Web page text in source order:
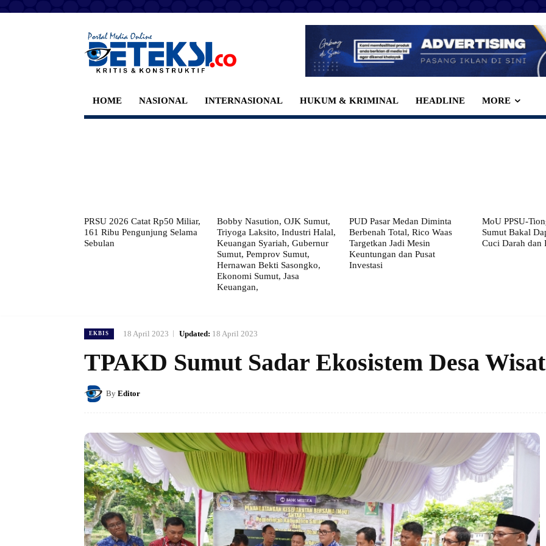
HOME NASIONAL INTERNASIONAL HUKUM & KRIMINAL HEADLINE MORE
PRSU 2026 Catat Rp50 Miliar,
161 Ribu Pengunjung Selama
Sebulan
Bobby Nasution, OJK Sumut,
Triyoga Laksito, Industri Halal,
Keuangan Syariah, Gubernur
Sumut, Pemprov Sumut,
Hernawan Bekti Sasongko,
Ekonomi Sumut, Jasa
Keuangan,
PUD Pasar Medan Diminta
Berbenah Total, Rico Waas
Targetkan Jadi Mesin
Keuntungan dan Pusat
Investasi
MoU PPSU-
Sumut Bakal
Cuci Darah dan
EKBIS 18 April 2023 Updated: 18 April 2023
TPAKD Sumut Sadar Ekosistem Desa
By Editor